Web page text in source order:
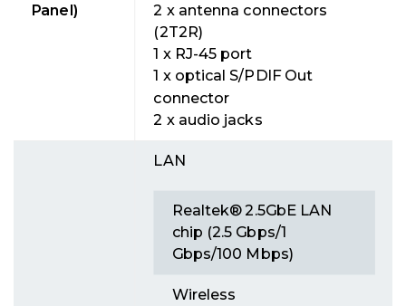
Panel)
2 x antenna connectors
(2T2R)
1 x RJ-45 port
1 x optical S/PDIF Out
connector
2 x audio jacks
LAN
Realtek® 2.5GbE LAN
chip (2.5 Gbps/1
Gbps/100 Mbps)
Wireless